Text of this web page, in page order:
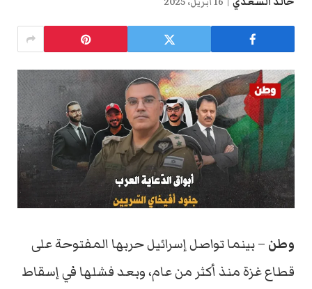
وطن – بينما تواصل إسرائيل حربها المفتوحة على
قطاع غزة منذ أكثر من عام، وبعد فشلها في إسقاط